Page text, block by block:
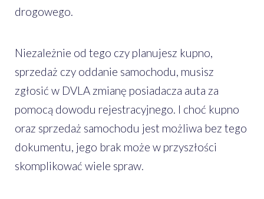
drogowego.
Niezależnie od tego czy planujesz kupno,
sprzedaż czy oddanie samochodu, musisz
zgłosić w DVLA zmianę posiadacza auta za
pomocą dowodu rejestracyjnego. I choć kupno
oraz sprzedaż samochodu jest możliwa bez tego
dokumentu, jego brak może w przyszłości
skomplikować wiele spraw.